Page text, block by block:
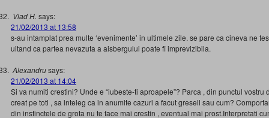
Vlad H. says:
21/02/2013 at 13:58
s-au intamplat prea multe ‘evenimente’ in ultimele zile. se pare ca cineva ne
uitand ca partea nevazuta a aisbergului poate fi imprevizibila.
Alexandrusays:
21/02/2013 at 14:04
Si va numiti crestini? Unde e “iubeste-ti aproapele”? Parca , din punctul vostru
creat pe toti , sa inteleg ca in anumite cazuri a facut greseli sau cum?
din instinctele de grota nu te face mai crestin , eventual mai prost.Interpretati